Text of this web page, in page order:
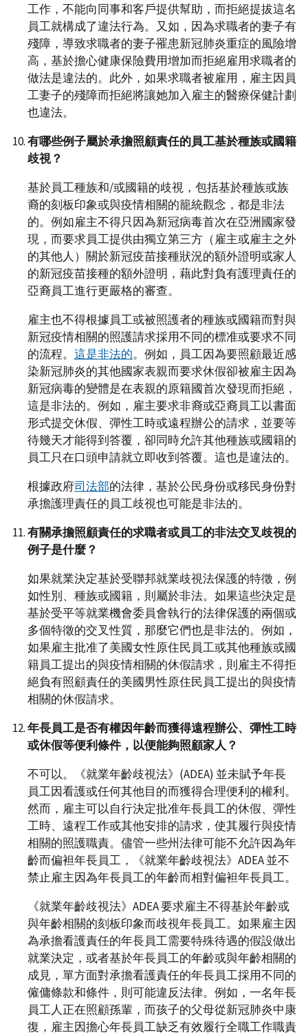
工作，不能向同事和客戶提供幫助，而拒絕提拔這名
員工就構成了違法行為。又如，因為求職者的妻子有
殘障，導致求職者的妻子罹患新冠肺炎重症的風險增
高，基於擔心健康保險費用增加而拒絕雇用求職者的
做法是違法的。此外，如果求職者被雇用，雇主因員
工妻子的殘障而拒絕將讓她加入雇主的醫療保健計劃
也違法。
有哪些例子屬於承擔照顧責任的員工基於種族或國籍
歧視？
基於員工種族和/或國籍的歧視，包括基於種族或族
裔的刻板印象或與疫情相關的籠統觀念，都是非法
的。例如雇主不得只因為新冠病毒首次在亞洲國家發
現，而要求員工提供由獨立第三方（雇主或雇主之外
的其他人）關於新冠疫苗接種狀況的額外證明或家人
的新冠疫苗接種的額外證明，藉此對負有護理責任的
亞裔員工進行更嚴格的審查。
雇主也不得根據員工或被照護者的種族或國籍而對與
新冠疫情相關的照護請求採用不同的標准或要求不同
的流程。 這是非法的。例如，員工因為要照顧最近感
染新冠肺炎的其他國家表親而要求休假卻被雇主因為
新冠病毒的變體是在表親的原籍國首次發現而拒絕，
這是非法的。例如，雇主要求非裔或亞裔員工以書面
形式提交休假、彈性工時或遠程辦公的請求，並要等
待幾天才能得到答覆，卻同時允許其他種族或國籍的
員工只在口頭申請就立即收到答覆。這也是違法的。
根據政府司法部的法律，基於公民身份或移民身份對
承擔護理責任的員工歧視也可能是非法的。
有關承擔照顧責任的求職者或員工的非法交叉歧視的
例子是什麼？
如果就業決定基於受聯邦就業歧視法保護的特徵，例
如性別、種族或國籍，則屬於非法。如果這些決定是
基於受平等就業機會委員會執行的法律保護的兩個或
多個特徵的交叉性質，那麼它們也是非法的。例如，
如果雇主批准了美國女性原住民員工或其他種族或國
籍員工提出的與疫情相關的休假請求，則雇主不得拒
絕負有照顧責任的美國男性原住民員工提出的與疫情
相關的休假請求。
年長員工是否有權因年齡而獲得遠程辦公、彈性工時
或休假等便利條件，以便能夠照顧家人？
不可以。《就業年齡歧視法》(ADEA) 並未賦予年長
員工因看護或任何其他目的而獲得合理便利的權利。
然而，雇主可以自行決定批准年長員工的休假、彈性
工時、遠程工作或其他安排的請求，使其履行與疫情
相關的照護職責。儘管一些州法律可能不允許因為年
齡而偏袒年長員工，《就業年齡歧視法》ADEA 並不
禁止雇主因為年長員工的年齡而相對偏袒年長員工。
《就業年齡歧視法》ADEA 要求雇主不得基於年齡或
與年齡相關的刻板印象而歧視年長員工。如果雇主因
為承擔看護責任的年長員工需要特殊待遇的假設做出
就業決定，或者基於年長員工的年齡或與年齡相關的
成見，單方面對承擔看護責任的年長員工採用不同的
僱傭條款和條件，則可能違反法律。例如，一名年長
員工人正在照顧孫輩，而孩子的父母從新冠肺炎中康
復，雇主因擔心年長員工缺乏有效履行全職工作職責